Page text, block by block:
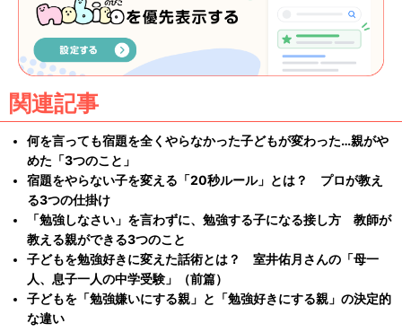
関連記事
何を言っても宿題を全くやらなかった子どもが変わった…親がや
めた「3つのこと」
宿題をやらない子を変える「20秒ルール」とは？ プロが教え
る3つの仕掛け
「勉強しなさい」を言わずに、勉強する子になる接し方 教師が
教える親ができる3つのこと
子どもを勉強好きに変えた話術とは？ 室井佑月さんの「母一
人、息子一人の中学受験」（前篇）
子どもを「勉強嫌いにする親」と「勉強好きにする親」の決定的
な違い